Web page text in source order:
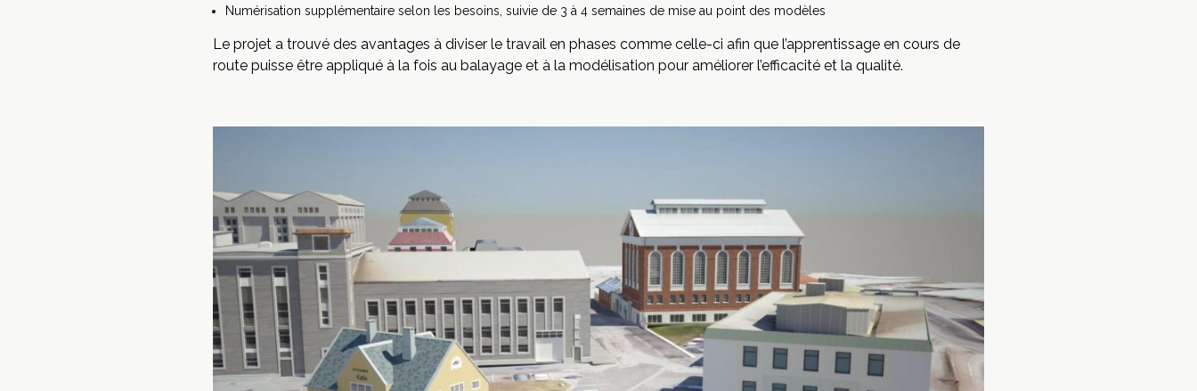
Numérisation supplémentaire selon les besoins, suivie de 3 à 4 semaines de mise au point des modèles
Le projet a trouvé des avantages à diviser le travail en phases comme celle-ci afin que l’apprentissage en cours de
route puisse être appliqué à la fois au balayage et à la modélisation pour améliorer l’efficacité et la qualité.